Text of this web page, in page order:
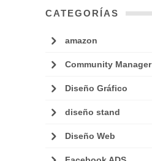
CATEGORÍAS
amazon
Community Manager
Diseño Gráfico
diseño stand
Diseño Web